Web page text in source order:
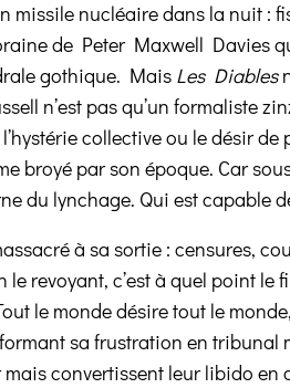
missile nucléaire dans la nuit :
de Peter Maxwell Davies
gothique. Mais Les Diables
n’est pas qu’un formaliste
collective ou le désir
broyé par son époque. Car
du lynchage. Qui est capable
à sa sortie : censures,
revoyant, c’est à quel point
le monde désire tout le
sa frustration en
convertissent leur libido